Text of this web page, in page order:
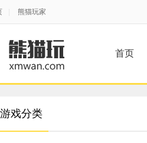
熊猫玩家
首页
戏分类